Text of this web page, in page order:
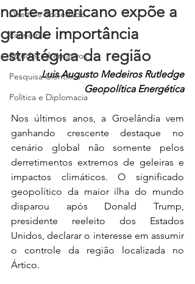
Direito e Sociedade
Economia
Estudos Alternativos
Pesquisa Científica
Política e Diplomacia
norte-americano expõe a
grande importância
estratégica da região
Luis Augusto Medeiros Rutledge
Geopolítica Energética
Nos últimos anos, a Groelândia vem
ganhando crescente destaque no
cenário global não somente pelos
derretimentos extremos de geleiras e
impactos climáticos. O significado
geopolítico da maior ilha do mundo
disparou após Donald Trump,
presidente reeleito dos Estados
Unidos, declarar o interesse em assumir
o controle da região localizada no
Ártico.